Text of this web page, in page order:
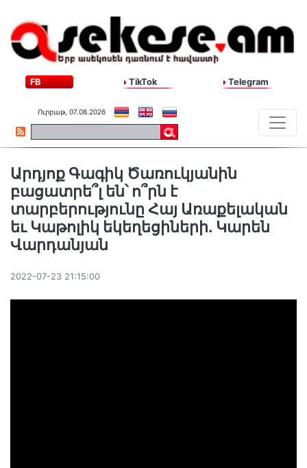
FB TikTok Telegram
Ուրբաթ, 07.08.2026
Արդյոք Գագիկ Ծառուկյանին
բացատրե՞լ են՝ ո՞րն է
տարբերությունը Հայ Առաքելական
եւ Կաթոլիկ եկեղեցիների. Կարեն
Վարդանյան
2022-07-23 21:15:00